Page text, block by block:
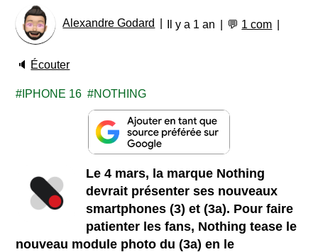
Alexandre Godard Il y a 1 an 💬 1 com
🔈 Écouter
IPHONE 16 NOTHING
Le 4 mars, la marque Nothing
devrait présenter ses nouveaux
smartphones (3) et (3a). Pour faire
patienter les fans, Nothing tease le
nouveau module photo du (3a) en le